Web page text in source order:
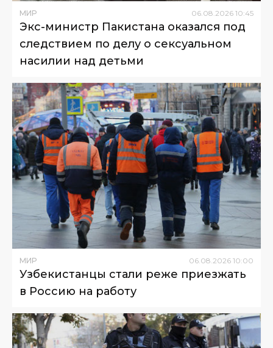
МИР 06 08 2026 10:45
Экс-министр Пакистана оказался под
следствием по делу о сексуальном
насилии над детьми
МИР 06 08 2026 10:00
Узбекистанцы стали реже приезжать
в Россию на работу